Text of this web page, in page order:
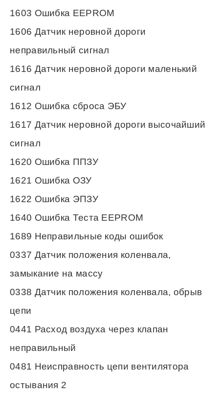
1603 Ошибка EEPROM
1606 Датчик неровной дороги
неправильный сигнал
1616 Датчик неровной дороги маленький
сигнал
1612 Ошибка сброса ЭБУ
1617 Датчик неровной дороги высочайший
сигнал
1620 Ошибка ППЗУ
1621 Ошибка ОЗУ
1622 Ошибка ЭПЗУ
1640 Ошибка Теста ЕЕPROM
1689 Неправильные коды ошибок
0337 Датчик положения коленвала,
замыкание на массу
0338 Датчик положения коленвала, обрыв
цепи
0441 Расход воздуха через клапан
неправильный
0481 Неисправность цепи вентилятора
остывания 2